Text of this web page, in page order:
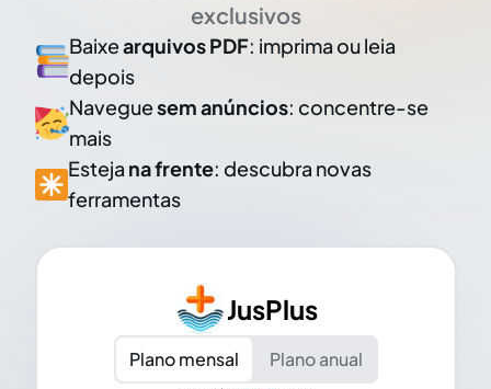
exclusivos
Baixearquivos PDF: imprima ou leia
depois
Naveguesem anúncios: concentre-se
mais
Esteja na frente: descubra novas
ferramentas
JusPlus
Plano mensal
Plano anual